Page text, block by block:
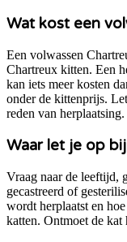
Wat kost een
Een volwassen
Chartreux kitten. Een
kan iets meer kosten
onder de kittenprijs.
reden van herplaatsing.
Waar let je op
Vraag naar de leeftijd,
gecastreerd of
wordt herplaatst en
katten. Ontmoet de